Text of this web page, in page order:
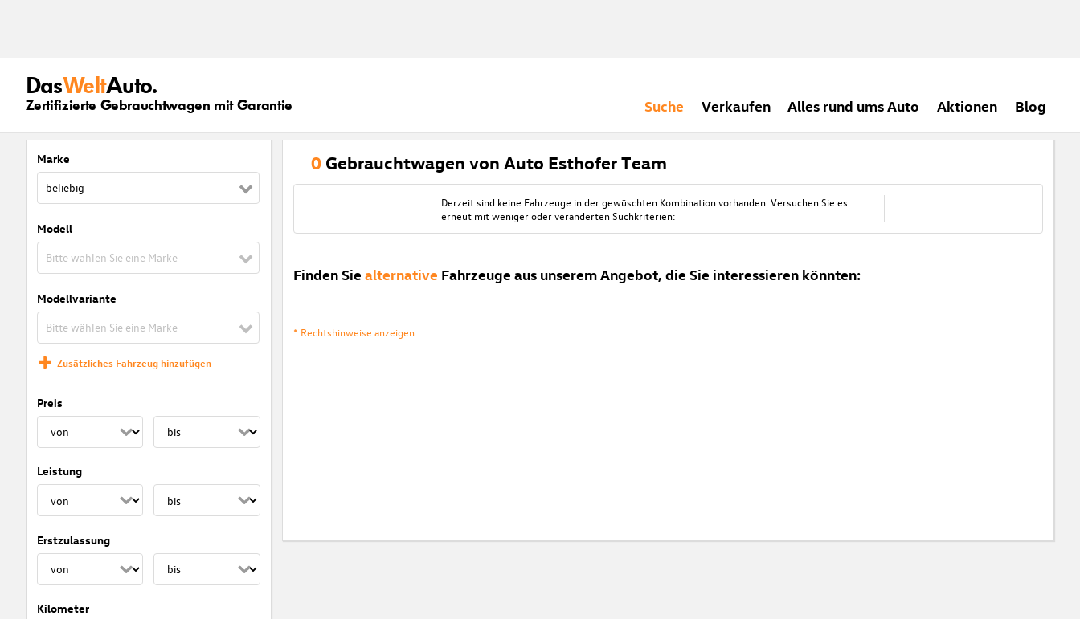
DasWeltAuto.
Zertifizierte Gebrauchtwagen mit Garantie Suche Verkaufen Alles rund ums Auto Aktionen Blog
Marke
beliebig
Modell
Bitte wählen Sie eine Marke
Modellvariante
Bitte wählen Sie eine Marke
Zusätzliches Fahrzeug hinzufügen
Preis
Leistung
Erstzulassung
Kilometer
0 Gebrauchtwagen von Auto Esthofer Team
Derzeit sind keine Fahrzeuge in der gewüschten Kombination vorhanden. Versuchen Sie es
erneut mit weniger oder veränderten Suchkriterien:
Finden Sie alternative Fahrzeuge aus unserem Angebot, die Sie interessieren könnten:
* Rechtshinweise anzeigen